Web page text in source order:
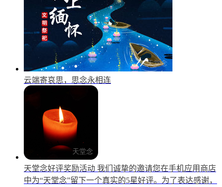
云端寄哀思，思念永相连
天堂念好评奖励活动 我们诚挚的邀请您在手机应用商店
中为“天堂念”留下一个真实的5星好评。为了表达感谢，